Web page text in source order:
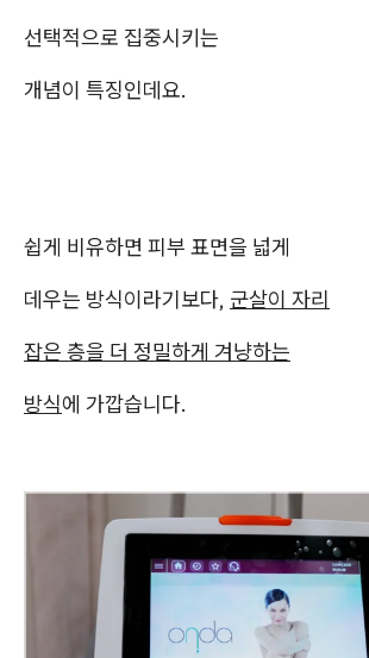
선택적으로 집중시키는
개념이 특징인데요.
쉽게 비유하면 피부 표면을 넓게
데우는 방식이라기보다, 군살이 자리
잡은 층을 더 정밀하게 겨냥하는
방식에 가깝습니다.